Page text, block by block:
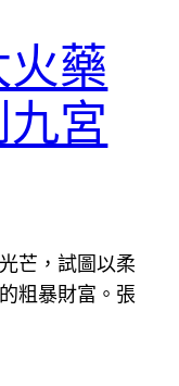
藥
宮
芒，試圖以柔
粗暴財富。張